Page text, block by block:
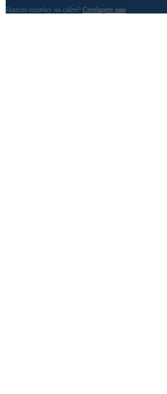
Нашли ошибку на сайте? Сообщите нам